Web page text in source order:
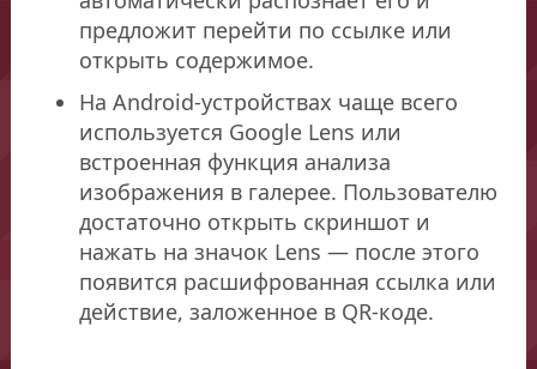
предложит перейти по ссылке или
открыть содержимое.
На Android-устройствах чаще всего
используется Google Lens или
встроенная функция анализа
изображения в галерее. Пользователю
достаточно открыть скриншот и
нажать на значок Lens — после этого
появится расшифрованная ссылка или
действие, заложенное в QR-коде.